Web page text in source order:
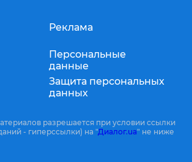
Реклама
Персональные
данные
Защита персональных
данных
разрешается при условии ссылки
- гиперссылки) на "Диалог.ua" не ниже